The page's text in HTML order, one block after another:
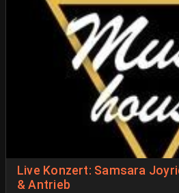
Live Konzert: Samsara
& Antrieb